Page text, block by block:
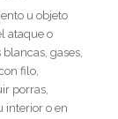
u objeto
ataque o
gases,
filo,
porras,
interior o en